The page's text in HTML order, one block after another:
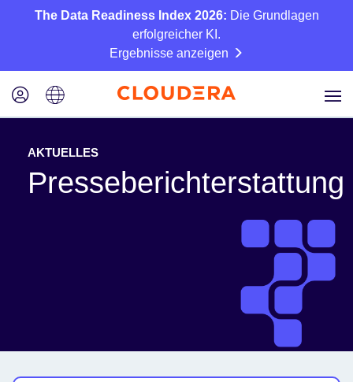
The Data Readiness Index 2026: Die Grundlagen
erfolgreicher KI.
Ergebnisse anzeigen
AKTUELLES
Presseberichterstattung